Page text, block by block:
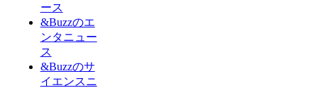
ース
&Buzzのエ
ンタニュー
ス
&Buzzのサ
イエンスニ